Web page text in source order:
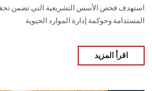
استهدف فحص الأسس التشريعية التي تضمن
المستدامة وحوكمة إدارة الموارد الحيوية
اقرأ المزيد